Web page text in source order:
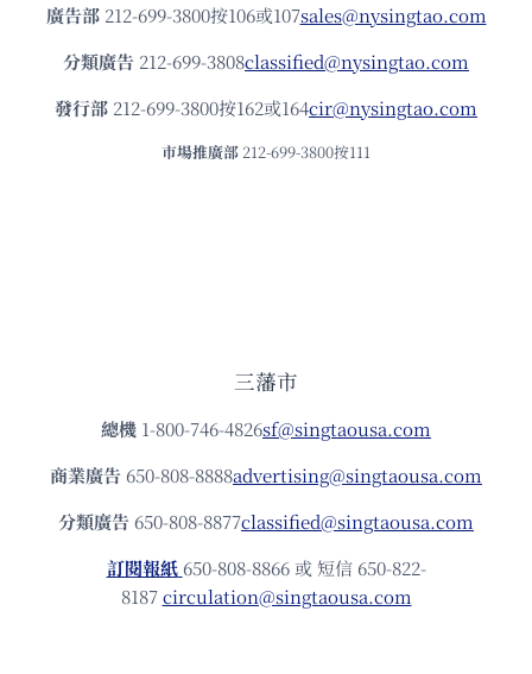
廣告部212-699-3800按106或107sales@nysingtao.com
分類廣告 212-699-3808classified@nysingtao.com
發⾏部 212-699-3800按162或164cir@nysingtao.com
市場推廣部 212-699-3800按111
三藩市
總機 1-800-746-4826sf@singtaousa.com
商業廣告 650-808-8888advertising@singtaousa.com
分類廣告 650-808-8877classified@singtaousa.com
訂閱報紙 650-808-8866 或 短信 650-822-
8187circulation@singtaousa.com